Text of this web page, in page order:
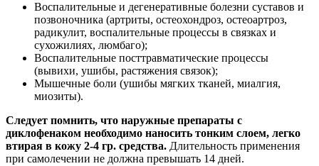
Воспалительные и дегенеративные болезни суставов и
позвоночника (артриты, остеохондроз, остеоартроз,
радикулит, воспалительные процессы в связках и
сухожилиях, люмбаго);
Воспалительные посттравматические процессы
(вывихи, ушибы, растяжения связок);
Мышечные боли (ушибы мягких тканей, миалгия,
миозиты).
Следует помнить, что наружные препараты с
диклофенаком необходимо наносить тонким слоем, легко
втирая в кожу 2-4 гр. средства. Длительность применения
при самолечении не должна превышать 14 дней.